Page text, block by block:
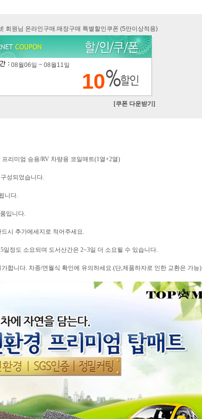
회원님 온라인구매.매장구매 특별할인쿠폰 (5만이상적용)
08월06일 ~ 08월11일
10
[쿠폰 다운받기]
리미엄 승용/RV 차량용 코일매트(1열+2열)
성되었습니다.
니다.
입니다.
시 추가메세지로 적어주세요.
정도 소요되며 도서산간은 2~3일 더 소요될 수 있습니다.
합니다. 차종/연월식 확인에 유의하세요.(단,제품하자로 인한 교환은 가능)